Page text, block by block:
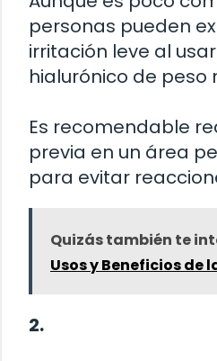
personas pueden
irritación leve al
hialurónico de peso
Es recomendable
previa en un área
para evitar
Quizás también te
Usos y Beneficios de
2.